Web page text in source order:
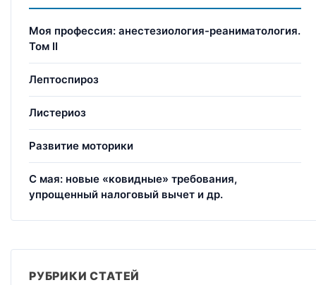
Моя профессия: анестезиология-реаниматология.
Том II
Лептоспироз
Листериоз
Развитие моторики
С мая: новые «ковидные» требования,
упрощенный налоговый вычет и др.
РУБРИКИ СТАТЕЙ